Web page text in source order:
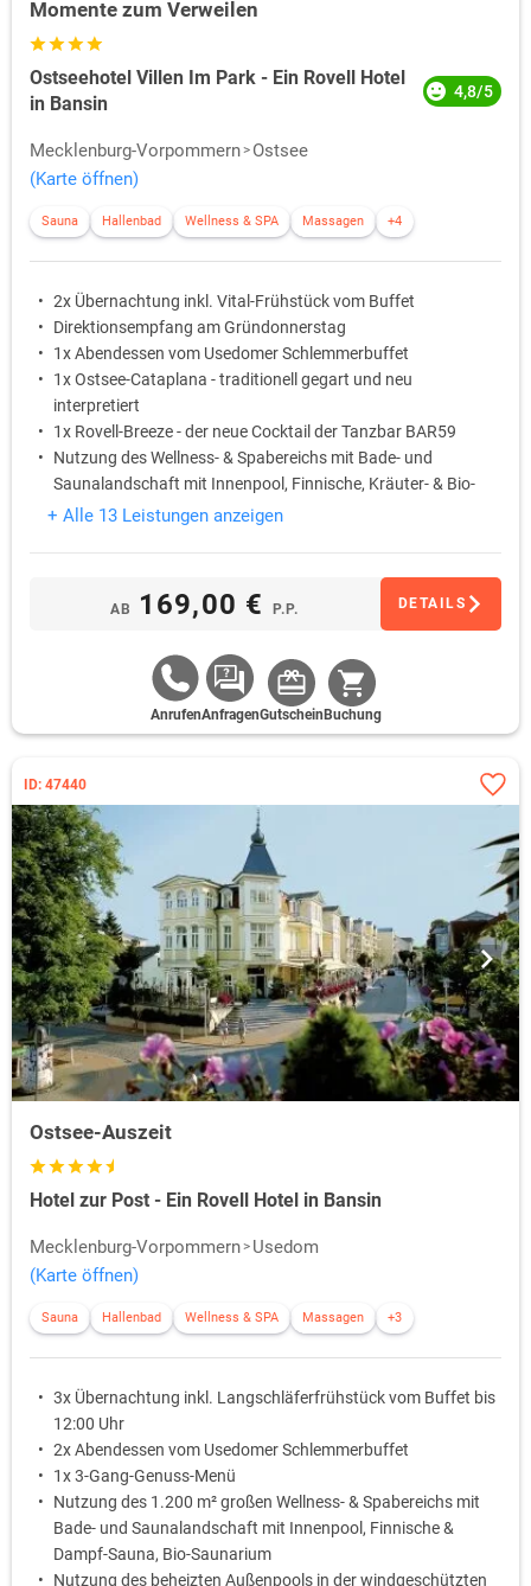
Momente zum Verweilen
Ostseehotel Villen Im Park - Ein Rovell Hotel
in Bansin
4,8/5
Mecklenburg-Vorpommern
Ostsee
(Karte öffnen)
Sauna Hallenbad Wellness & SPA Massagen +4
2x Übernachtung inkl. Vital-Frühstück vom Buffet
Direktionsempfang am Gründonnerstag
1x Abendessen vom Usedomer Schlemmerbuffet
1x Ostsee-Cataplana - traditionell gegart und neu
interpretiert
1x Rovell-Breeze - der neue Cocktail der Tanzbar BAR59
Nutzung des Wellness- & Spabereichs mit Bade- und
Saunalandschaft mit Innenpool, Finnische, Kräuter- & Bio-
Sauna, Salz-Lounge & Infrarotkabine
+ Alle 13 Leistungen anzeigen
AB 169,00 € P.P. DETAILS
AnrufenAnfragenGutschein Buchung
ID: 47440
Ostsee-Auszeit
Hotel zur Post - Ein Rovell Hotel in Bansin
Mecklenburg-Vorpommern
Usedom
(Karte öffnen)
Sauna Hallenbad Wellness & SPA Massagen +3
3x Übernachtung inkl. Langschläferfrühstück vom Buffet bis
12:00 Uhr
2x Abendessen vom Usedomer Schlemmerbuffet
1x 3-Gang-Genuss-Menü
Nutzung des 1.200 m² großen Wellness- & Spabereichs mit
Bade- und Saunalandschaft mit Innenpool, Finnische &
Dampf-Sauna, Bio-Saunarium
Nutzung des beheizten Außenpools in der windgeschützten